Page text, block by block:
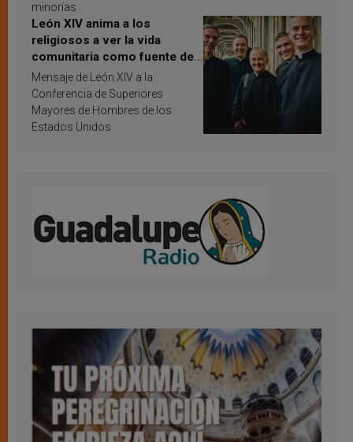
minorías.
León XIV anima a los
religiosos a ver la vida
comunitaria como fuente de
inspiración y santificación
Mensaje de León XIV a la
Conferencia de Superiores
Mayores de Hombres de los
Estados Unidos